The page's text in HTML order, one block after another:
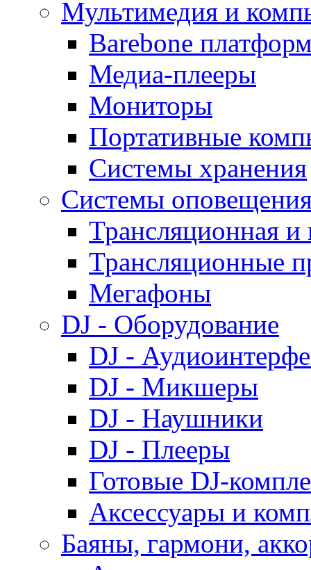
Мультимедия и
Barebone
Медиа-плееры
Мониторы
Портативные
Системы хранения
Системы
Трансляционная и
Трансляционные
Мегафоны
DJ - Оборудование
DJ -
DJ - Микшеры
DJ - Наушники
DJ - Плееры
Готовые DJ-
Аксессуары и
Баяны, гармони,